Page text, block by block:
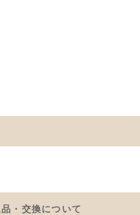
・交換について